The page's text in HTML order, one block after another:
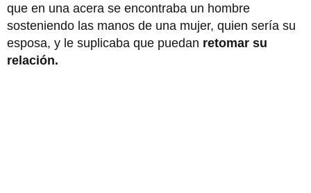
que en una acera se encontraba un hombre
sosteniendo las manos de una mujer, quien sería su
esposa, y le suplicaba que puedan retomar su
relación.